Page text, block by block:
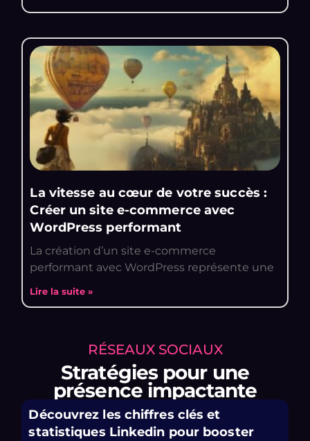
La vitesse au cœur de votre succès :
Créer un site e-commerce avec
WordPress performant
La création d’un site e-commerce
performant avec WordPress représente une
Lire la suite »
RÉSEAUX SOCIAUX
Stratégies pour une
présence impactante
Découvrez les chiffres clés et
statistiques Linkedin pour booster